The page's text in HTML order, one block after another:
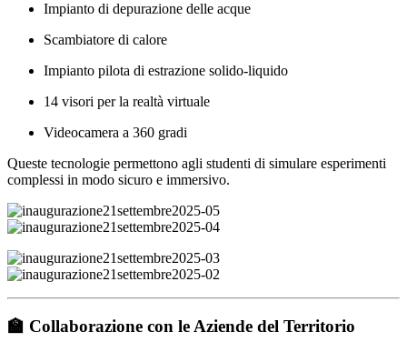
Impianto di depurazione delle acque
Scambiatore di calore
Impianto pilota di estrazione solido-liquido
14 visori per la realtà virtuale
Videocamera a 360 gradi
Queste tecnologie permettono agli studenti di simulare esperimenti
complessi in modo sicuro e immersivo.
🏫 Collaborazione con le Aziende del Territorio